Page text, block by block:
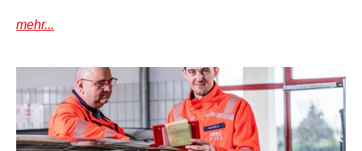
mehr...